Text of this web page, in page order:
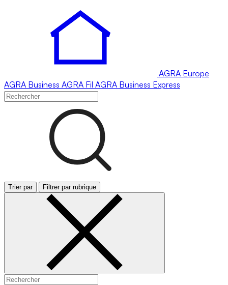
AGRA Europe
AGRA Business AGRA Fil AGRA Business Express
Trier par Filtrer par rubrique